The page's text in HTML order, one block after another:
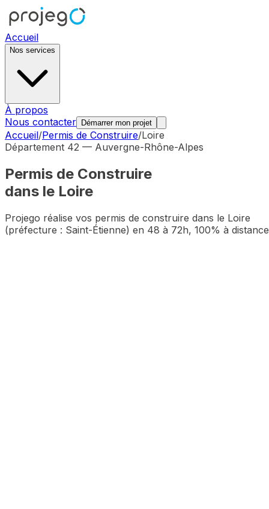
Accueil
Nos services
À propos
Nous contacter
Démarrer mon projet
Accueil/Permis de Construire/Loire
Département 42 — Auvergne-Rhône-Alpes
Permis de Construire
dans le Loire
Projego réalise vos permis de construire dans le Loire
(préfecture : Saint-Étienne) en 48 à 72h, 100% à